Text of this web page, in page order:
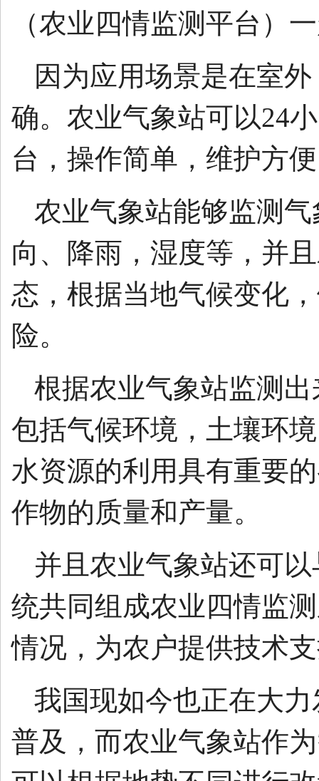
（农业四情监测平台）
因为应用场景是在室
确。农业气象站可以24
台，操作简单，维护方
农业气象站能够监测
向、降雨，湿度等，并
态，根据当地气候变化
险。
根据农业气象站监测
包括气候环境，土壤环
水资源的利用具有重要
作物的质量和产量。
并且农业气象站还可
统共同组成农业四情监
情况，为农户提供技术
我国现如今也正在大
普及，而农业气象站作